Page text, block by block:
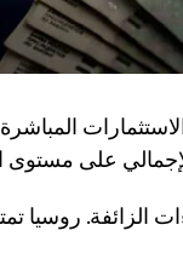
على مستوى
الزائفة. روسيا